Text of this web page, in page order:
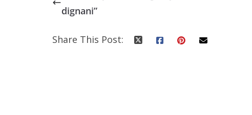
dignani”
Share This Post: